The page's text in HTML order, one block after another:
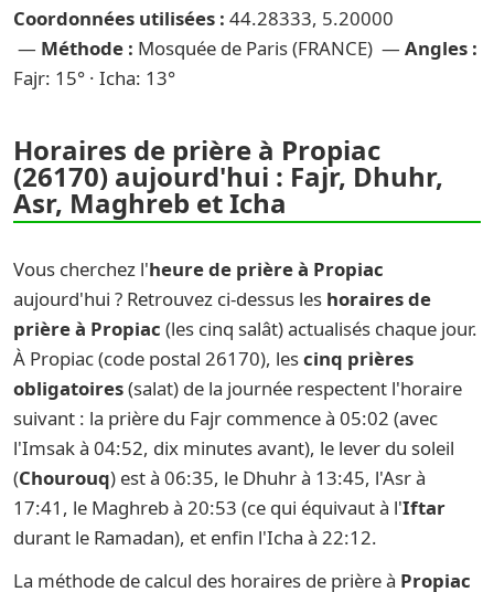
Coordonnées utilisées : 44.28333, 5.20000
— Méthode : Mosquée de Paris (FRANCE) — Angles :
Fajr: 15° · Icha: 13°
Horaires de prière à Propiac
(26170) aujourd'hui : Fajr, Dhuhr,
Asr, Maghreb et Icha
Vous cherchez l'heure de prière à Propiac
aujourd'hui ? Retrouvez ci-dessus les horaires de
prière à Propiac (les cinq salât) actualisés chaque jour.
À Propiac (code postal 26170), lescinq prières
obligatoires(salat) de la journée respectent l'horaire
suivant : la prière du Fajr commence à 05:02 (avec
l'Imsak à 04:52, dix minutes avant), le lever du soleil
(Chourouq) est à 06:35, le Dhuhr à 13:45, l'Asr à
17:41, le Maghreb à 20:53 (ce qui équivaut à l'Iftar
durant le Ramadan), et enfin l'Icha à 22:12.
La méthode de calcul des horaires de prière à Propiac